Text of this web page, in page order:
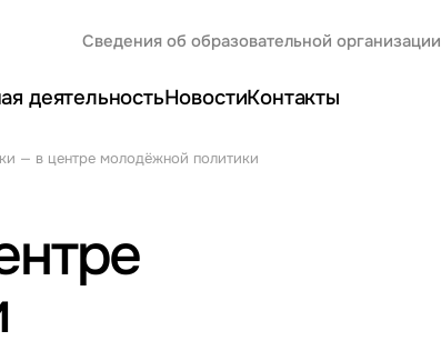
Сведения об образовательной организации
деятельностьНовостиКонтакты
— в центре молодёжной политики